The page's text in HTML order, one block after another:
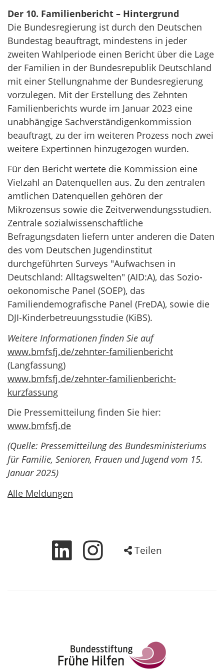
Der 10. Familienbericht – Hintergrund
Die Bundesregierung ist durch den Deutschen
Bundestag beauftragt, mindestens in jeder
zweiten Wahlperiode einen Bericht über die Lage
der Familien in der Bundesrepublik Deutschland
mit einer Stellungnahme der Bundesregierung
vorzulegen. Mit der Erstellung des Zehnten
Familienberichts wurde im Januar 2023 eine
unabhängige Sachverständigenkommission
beauftragt, zu der im weiteren Prozess noch zwei
weitere Expertinnen hinzugezogen wurden.
Für den Bericht wertete die Kommission eine
Vielzahl an Datenquellen aus. Zu den zentralen
amtlichen Datenquellen gehören der
Mikrozensus sowie die Zeitverwendungsstudien.
Zentrale sozialwissenschaftliche
Befragungsdaten liefern unter anderen die Daten
des vom Deutschen Jugendinstitut
durchgeführten Surveys "Aufwachsen in
Deutschland: Alltagswelten" (AID:A), das Sozio-
oekonomische Panel (SOEP), das
Familiendemografische Panel (FreDA), sowie die
DJI-Kinderbetreuungsstudie (KiBS).
Weitere Informationen finden Sie auf
www.bmfsfj.de/zehnter-familienbericht
(Langfassung)
www.bmfsfj.de/zehnter-familienbericht-
kurzfassung
Die Pressemitteilung finden Sie hier:
www.bmfsfj.de
(Quelle: Pressemitteilung des Bundesministeriums
für Familie, Senioren, Frauen und Jugend vom 15.
Januar 2025)
Alle Meldungen
Teilen